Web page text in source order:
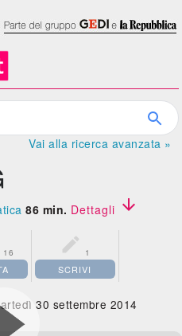
Vai alla ricerca avanzata »
86 min. Dettagli 
16  1
SCRIVI
30 settembre 2014